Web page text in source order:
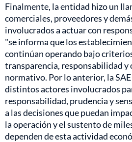
Finalmente, la entidad hizo un
comerciales, proveedores y
involucrados a actuar con
"se informa que los
continúan operando bajo
transparencia, responsabilidad
normativo. Por lo anterior, la
distintos actores involucrados
responsabilidad, prudencia y
a las decisiones que puedan
la operación y el sustento de
dependen de esta actividad